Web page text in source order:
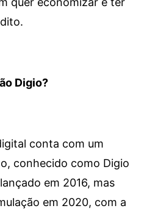
Digio?
conta com um
conhecido como Digio
em 2016, mas
em 2020, com a